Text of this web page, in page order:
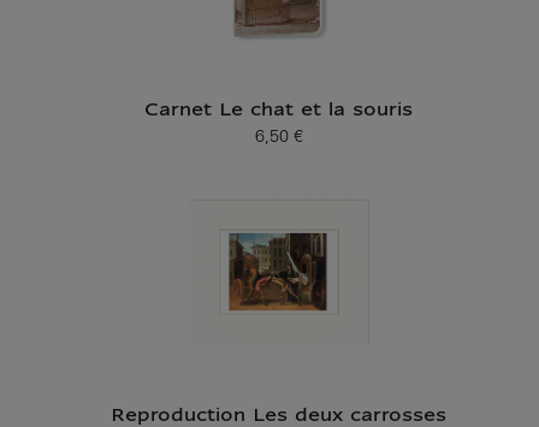
Carnet Le chat et la souris
Prix ​​actuel
6,50 €
Reproduction Les deux carrosses